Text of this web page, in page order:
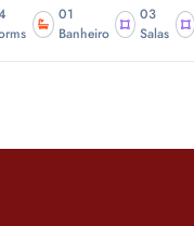
01
Banheiro
03
Salas